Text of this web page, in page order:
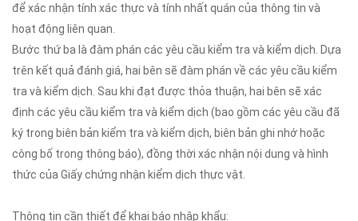
để xác nhận tính xác thực và tính nhất quán của thông tin và
hoạt động liên quan.
Bước thứ ba là đàm phán các yêu cầu kiểm tra và kiểm dịch. Dựa
trên kết quả đánh giá, hai bên sẽ đàm phán về các yêu cầu kiểm
tra và kiểm dịch. Sau khi đạt được thỏa thuận, hai bên sẽ xác
định các yêu cầu kiểm tra và kiểm dịch (bao gồm các yêu cầu đã
ký trong biên bản kiểm tra và kiểm dịch, biên bản ghi nhớ hoặc
công bố trong thông báo), đồng thời xác nhận nội dung và hình
thức của Giấy chứng nhận kiểm dịch thực vật.
Thông tin cần thiết để khai báo nhập khẩu: